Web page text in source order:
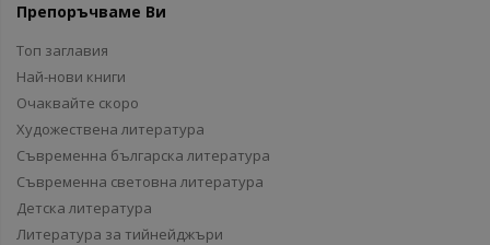
Препоръчваме Ви
Топ заглавия
Най-нови книги
Очаквайте скоро
Художествена литература
Съвременна българска литература
Съвременна световна литература
Детска литература
Литература за тийнейджъри